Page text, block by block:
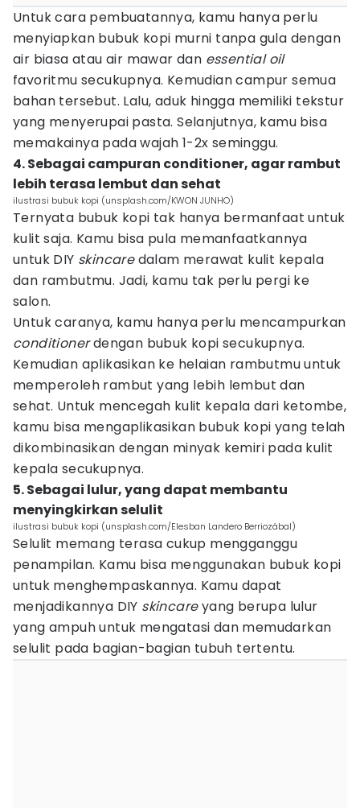
Untuk cara pembuatannya, kamu hanya perlu
menyiapkan bubuk kopi murni tanpa gula dengan
air biasa atau air mawar dan essential oil
favoritmu secukupnya. Kemudian campur semua
bahan tersebut. Lalu, aduk hingga memiliki tekstur
yang menyerupai pasta. Selanjutnya, kamu bisa
memakainya pada wajah 1-2x seminggu.
4. Sebagai campuran conditioner, agar rambut
lebih terasa lembut dan sehat
ilustrasi bubuk kopi (unsplash.com/KWON JUNHO)
Ternyata bubuk kopi tak hanya bermanfaat untuk
kulit saja. Kamu bisa pula memanfaatkannya
untuk DIY skincaredalam merawat kulit kepala
dan rambutmu. Jadi, kamu tak perlu pergi ke
salon.
Untuk caranya, kamu hanya perlu mencampurkan
conditionerdengan bubuk kopi secukupnya.
Kemudian aplikasikan ke helaian rambutmu untuk
memperoleh rambut yang lebih lembut dan
sehat. Untuk mencegah kulit kepala dari ketombe,
kamu bisa mengaplikasikan bubuk kopi yang telah
dikombinasikan dengan minyak kemiri pada kulit
kepala secukupnya.
5. Sebagai lulur, yang dapat membantu
menyingkirkan selulit
ilustrasi bubuk kopi (unsplash.com/Elesban Landero Berriozábal)
Selulit memang terasa cukup mengganggu
penampilan. Kamu bisa menggunakan bubuk kopi
untuk menghempaskannya. Kamu dapat
menjadikannya DIY skincareyang berupa lulur
yang ampuh untuk mengatasi dan memudarkan
selulit pada bagian-bagian tubuh tertentu.